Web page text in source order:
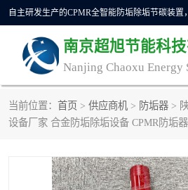
南京超旭节能科
当前位置： 首页 > 供应商机 > 防垢器 >
设备厂家 合金防垢除垢设备 CPMR防垢
CPMR
碳
CPMR油田井下防垢防蜡 物